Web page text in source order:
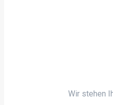
Wir stehen